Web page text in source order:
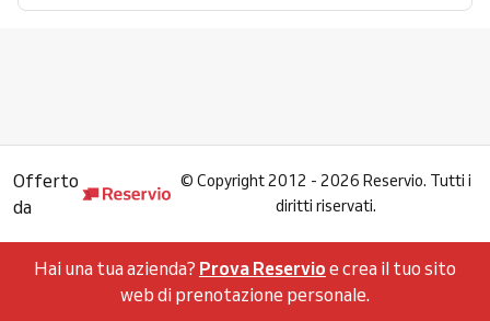
Offerto
da
© Copyright 2012 - 2026 Reservio. Tutti i
diritti riservati.
Hai una tua azienda? Prova Reservio e crea il tuo sito
web di prenotazione personale.